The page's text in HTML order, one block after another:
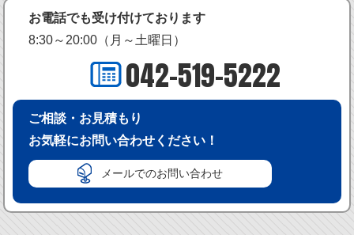
お電話でも受け付けております
8:30～20:00（月～土曜日）
042-519-5222
ご相談・お見積もり
お気軽にお問い合わせください！
メールでのお問い合わせ